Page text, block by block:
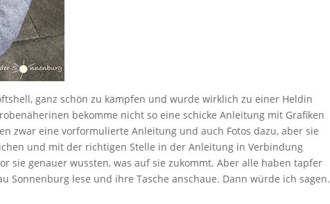
ganz schön zu kämpfen und wurde wirklich zu einer Heldin
bekomme nicht so eine schicke Anleitung mit Grafiken
zwar eine vorformulierte Anleitung und auch Fotos dazu, aber sie
und mit der richtigen Stelle in der Anleitung in Verbindung
sie genauer wussten, was auf sie zukommt. Aber alle haben tapfer
Sonnenburg lese und ihre Tasche anschaue. Dann würde ich sagen.